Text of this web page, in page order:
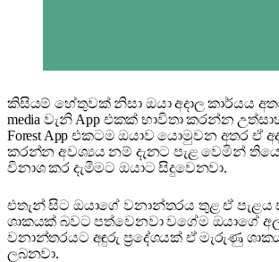
කිසියම් හේතුවක් නිසා ඔයා අදාල ක‍ාර්යය
media වැනි App එකක් භාවිතා කරන්න
Forest App එකටම ඔයාව යොමුවන අතර ඒ
කරන්න අවශ්‍යය නම් දැනට පැළ වෙමින්
විනාශ කර දැමීමට ඔයාට සිදුවෙනවා.
එතැන් සිට ඔයාගේ වනාන්තරය තුළ ඒ පැළය
ශාකයක් බවට පත්වෙනවා වගේම ඔයාගේ
වනාන්තරයට අඳුරු ප්‍රදේශයක් ඒ මැරුණු
ලබනවා.